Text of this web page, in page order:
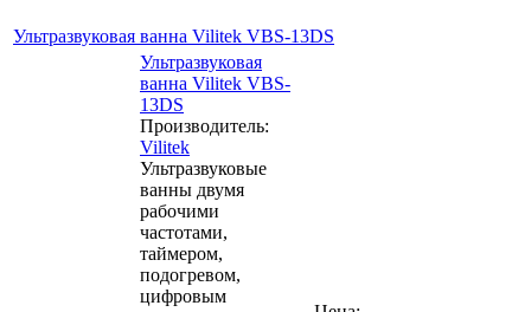
Ультразвуковая ванна Vilitek VBS-13DS
Ультразвуковая
ванна Vilitek VBS-
13DS
Производитель:
Vilitek
Ультразвуковые
ванны двумя
рабочими
частотами,
таймером,
подогревом,
цифровым